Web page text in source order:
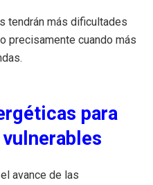
tendrán más dificultades
precisamente cuando más
para
avance de las